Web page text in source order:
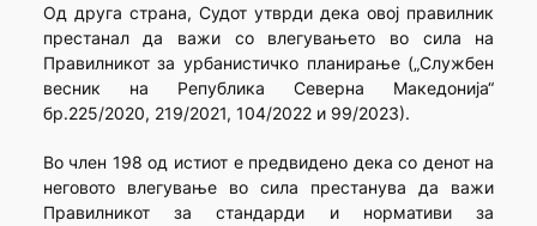
Од друга страна, Судот утврди дека овој правилник
престанал да важи со влегувањето во сила на
Правилникот за урбанистичко планирање („Службен
весник на Република Северна Македонија“
бр.225/2020, 219/2021, 104/2022 и 99/2023).
Во член 198 од истиот е предвидено дека со денот на
неговото влегување во сила престанува да важи
Правилникот за стандарди и нормативи за